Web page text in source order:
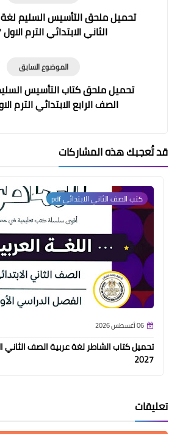
تحميل ملحق التأسيس السليم
الثاني الابتدائي الترم الاول 2027
الموضوع السابق
تحميل ملحق كتاب التأسيس
الصف الرابع الابتدائي الترم الاول
قد تُعجبك هذه المشاركات
كتب الصف الثاني الابتدائي pdf
06 أغسطس 2026
تحميل كتاب الشاطر لغة عربية الصف الثاني
2027
تعليقات